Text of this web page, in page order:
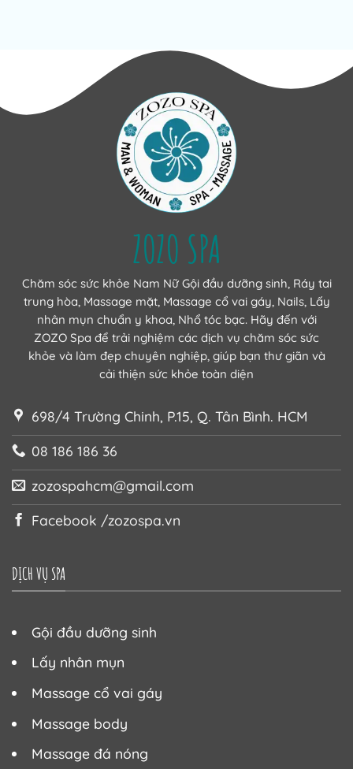
ZOZO SPA
Chăm sóc sức khỏe Nam Nữ Gội đầu dưỡng sinh, Ráy tai
trung hòa, Massage mặt, Massage cổ vai gáy, Nails, Lấy
nhân mụn chuẩn y khoa, Nhổ tóc bạc. Hãy đến với
ZOZO Spa để trải nghiệm các dịch vụ chăm sóc sức
khỏe và làm đẹp chuyên nghiệp, giúp bạn thư giãn và
cải thiện sức khỏe toàn diện
698/4 Trường Chinh, P.15, Q. Tân Bình. HCM
08 186 186 36
zozospahcm@gmail.com
Facebook /zozospa.vn
DỊCH VỤ SPA
Gội đầu dưỡng sinh
Lấy nhân mụn
Massage cổ vai gáy
Massage body
Massage đá nóng